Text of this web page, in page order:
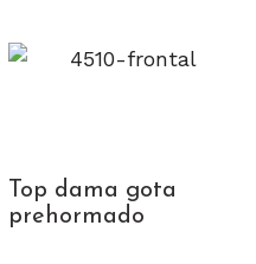
Top dama gota
prehormado